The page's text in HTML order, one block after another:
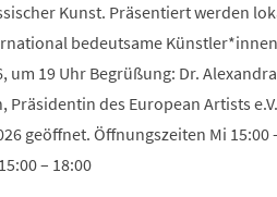
Kunst. Präsentiert werden
bedeutsame
um 19 Uhr Begrüßung: Dr.
Präsidentin des European Artists
geöffnet. Öffnungszeiten Mi 15:00
– 18:00